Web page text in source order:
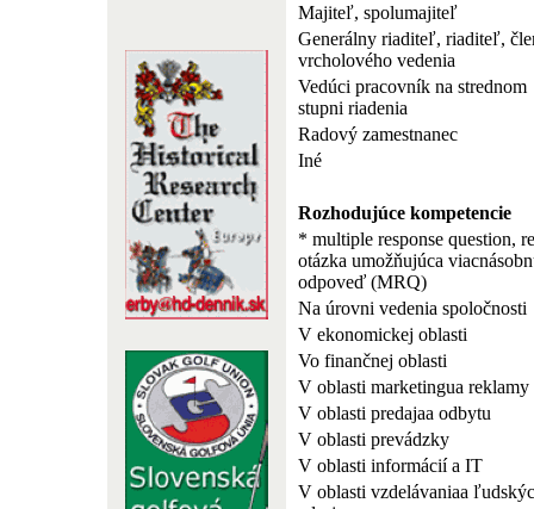
Majiteľ, spolumajiteľ
Generálny riaditeľ, riaditeľ,
vrcholového vedenia
Vedúci pracovník na strednom
stupni riadenia
Radový zamestnanec
Iné
Rozhodujúce kompetencie
* multiple response question,
otázka umožňujúca
odpoveď (MRQ)
Na úrovni vedenia spoločnosti
V ekonomickej oblasti
Vo finančnej oblasti
V oblasti marketingua reklamy
V oblasti predajaa odbytu
V oblasti prevádzky
V oblasti informácií a IT
V oblasti vzdelávaniaa